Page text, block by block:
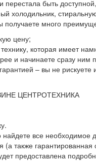
быть
холодильник,
получаете много
цену;
которая имеет
и начинаете сразу ним
– вы не
ЦЕНТРОТЕХНИКА
все необходимое
также
предоставлена